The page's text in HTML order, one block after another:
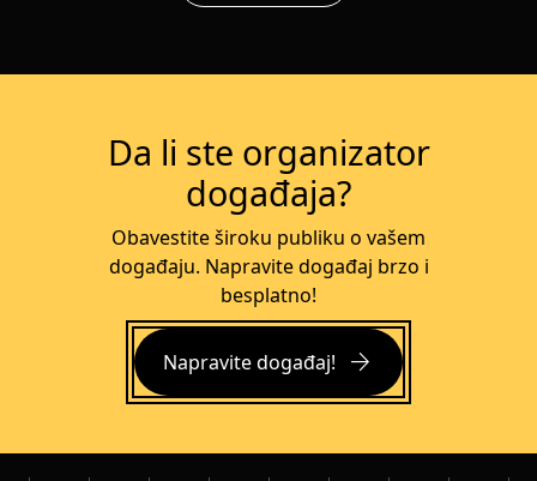
Da li ste organizator
događaja?
Obavestite široku publiku o vašem
događaju. Napravite događaj brzo i
besplatno!
Napravite događaj! arrow_forward